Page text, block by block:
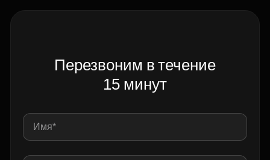
Перезвоним в течение
15 минут